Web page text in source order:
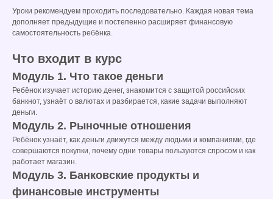
Уроки рекомендуем проходить последовательно. Каждая новая тема
дополняет предыдущие и постепенно расширяет финансовую
самостоятельность ребёнка.
Что входит в курс
Модуль 1. Что такое деньги
Ребёнок изучает историю денег, знакомится с защитой российских
банкнот, узнаёт о валютах и разбирается, какие задачи выполняют
деньги.
Модуль 2. Рыночные отношения
Ребёнок узнаёт, как деньги движутся между людьми и компаниями, где
совершаются покупки, почему одни товары пользуются спросом и как
работает магазин.
Модуль 3. Банковские продукты и
финансовые инструменты